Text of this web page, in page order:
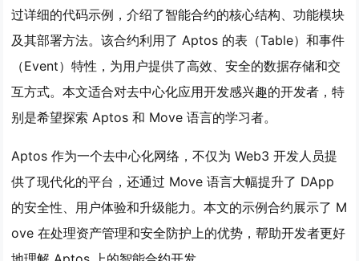
过详细的代码示例，介绍了智能合约的核心结构、功能模块
及其部署方法。该合约利用了 Aptos 的表（Table）和事件
（Event）特性，为用户提供了高效、安全的数据存储和交
互方式。本文适合对去中心化应用开发感兴趣的开发者，特
别是希望探索 Aptos 和 Move 语言的学习者。
Aptos 作为一个去中心化网络，不仅为 Web3 开发人员提
供了现代化的平台，还通过 Move 语言大幅提升了 DApp
的安全性、用户体验和升级能力。本文的示例合约展示了 M
ove 在处理资产管理和安全防护上的优势，帮助开发者更好